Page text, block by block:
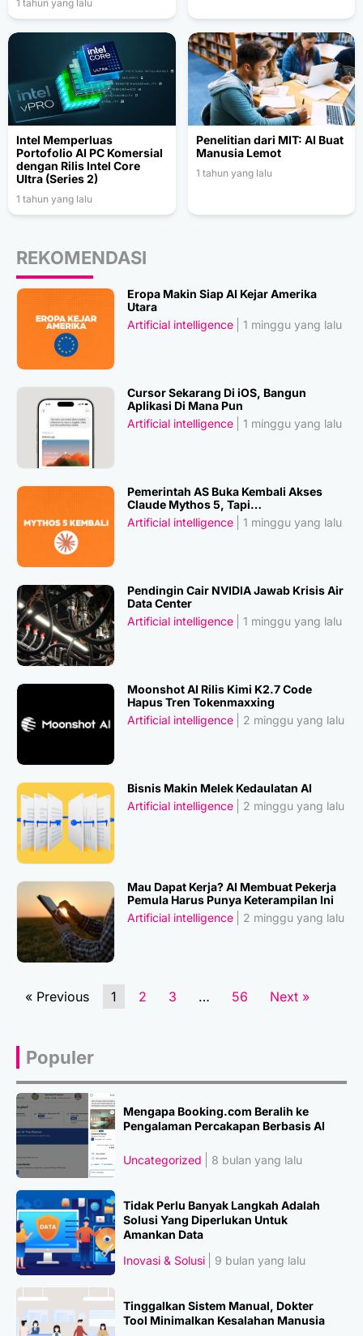
1 tahun yang lalu
Intel Memperluas
Portofolio AI PC Komersial
dengan Rilis Intel Core
Ultra (Series 2)
1 tahun yang lalu
Penelitian dari MIT: AI Buat
Manusia Lemot
1 tahun yang lalu
REKOMENDASI
Eropa Makin Siap AI Kejar Amerika
Utara
Artificial intelligence
1 minggu yang lalu
Cursor Sekarang Di iOS, Bangun
Aplikasi Di Mana Pun
Artificial intelligence
1 minggu yang lalu
Pemerintah AS Buka Kembali Akses
Claude Mythos 5, Tapi…
Artificial intelligence
1 minggu yang lalu
Pendingin Cair NVIDIA Jawab Krisis Air
Data Center
Artificial intelligence
1 minggu yang lalu
Moonshot AI Rilis Kimi K2.7 Code
Hapus Tren Tokenmaxxing
Artificial intelligence
2 minggu yang lalu
Bisnis Makin Melek Kedaulatan AI
Artificial intelligence
2 minggu yang lalu
Mau Dapat Kerja? AI Membuat Pekerja
Pemula Harus Punya Keterampilan Ini
Artificial intelligence
2 minggu yang lalu
« Previous 1 2 3 … 56 Next »
Populer
Mengapa Booking.com Beralih ke
Pengalaman Percakapan Berbasis AI
Uncategorized 8 bulan yang lalu
Tidak Perlu Banyak Langkah Adalah
Solusi Yang Diperlukan Untuk
Amankan Data
Inovasi & Solusi
9 bulan yang lalu
Tinggalkan Sistem Manual, Dokter
Tool Minimalkan Kesalahan Manusia